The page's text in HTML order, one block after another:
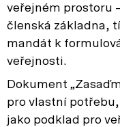
veřejném prostoru
členská základna,
mandát k
veřejnosti.
Dokument
pro vlastní
jako podklad pro